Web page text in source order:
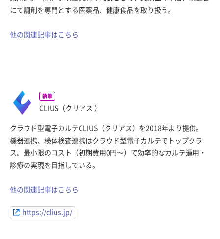
にて調剤を専門とする医薬品、健康食品を取り扱う。
他の関連記事はこちら
執筆
CLIUS（クリアス ）
クラウド型電子カルテCLIUS（クリアス）を2018年より提供。
機器連携、検体検査連携はクラウド型電子カルテでトップクラ
ス。最小限のコスト（初期費用0円〜）で効率的なカルテ運用・
診療の実現を目指している。
他の関連記事はこちら
https://clius.jp/